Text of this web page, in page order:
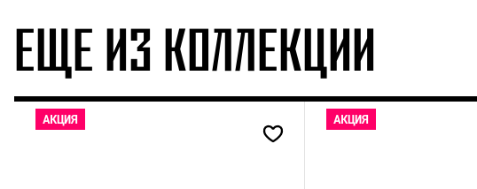
ЕЩЕ ИЗ КОЛЛЕКЦИИ
АКЦИЯ АКЦИЯ